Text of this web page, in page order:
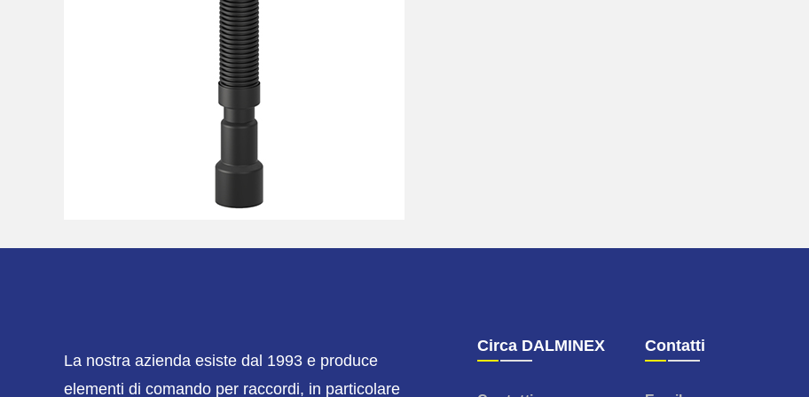
La nostra azienda esiste dal 1993 e produce
elementi di comando per raccordi, in particolare
Circa DALMINEX Contatti